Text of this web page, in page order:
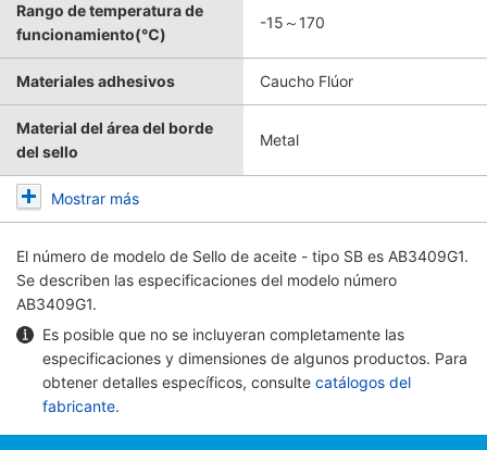
Rango de temperatura de
funcionamiento(℃)
-15～170
Materiales adhesivos Caucho Flúor
Material del área del borde
del sello
Metal
Mostrar más
El número de modelo de Sello de aceite - tipo SB es AB3409G1.
Se describen las especificaciones del modelo número
AB3409G1.
Es posible que no se incluyeran completamente las
especificaciones y dimensiones de algunos productos. Para
obtener detalles específicos, consulte catálogos del
fabricante.